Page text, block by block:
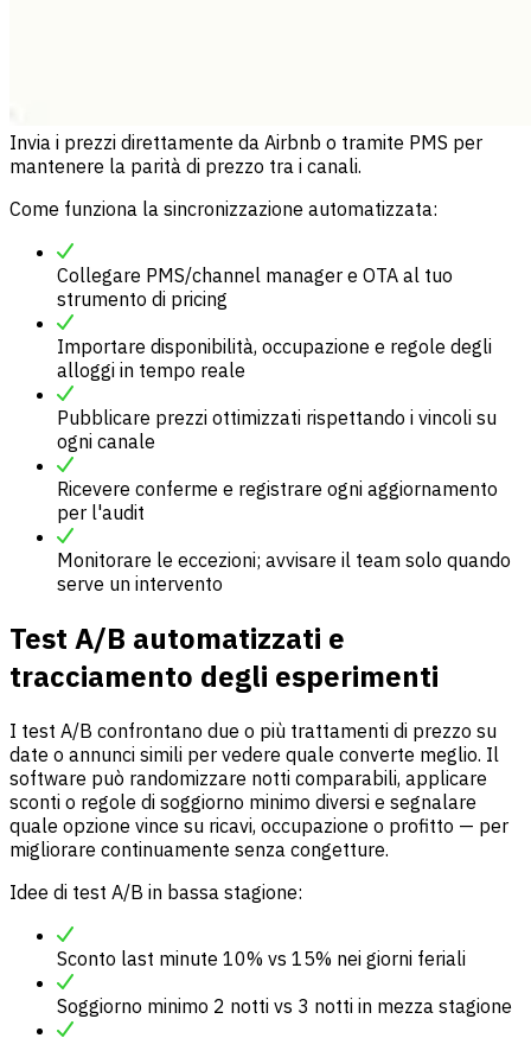
Invia i prezzi direttamente da Airbnb o tramite PMS per
mantenere la parità di prezzo tra i canali.
Come funziona la sincronizzazione automatizzata:
Collegare PMS/channel manager e OTA al tuo
strumento di pricing
Importare disponibilità, occupazione e regole degli
alloggi in tempo reale
Pubblicare prezzi ottimizzati rispettando i vincoli su
ogni canale
Ricevere conferme e registrare ogni aggiornamento
per l'audit
Monitorare le eccezioni; avvisare il team solo quando
serve un intervento
Test A/B automatizzati e
tracciamento degli esperimenti
I test A/B confrontano due o più trattamenti di prezzo su
date o annunci simili per vedere quale converte meglio. Il
software può randomizzare notti comparabili, applicare
sconti o regole di soggiorno minimo diversi e segnalare
quale opzione vince su ricavi, occupazione o profitto — per
migliorare continuamente senza congetture.
Idee di test A/B in bassa stagione:
Sconto last minute 10% vs 15% nei giorni feriali
Soggiorno minimo 2 notti vs 3 notti in mezza stagione